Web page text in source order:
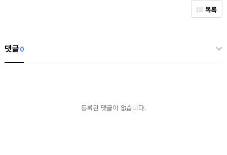
목록
댓글0
등록된 댓글이 없습니다.